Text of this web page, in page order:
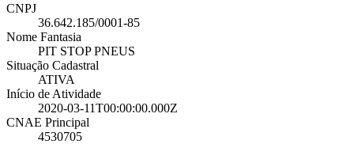
CNPJ
36.642.185/0001-85
Nome Fantasia
PIT STOP PNEUS
Situação Cadastral
ATIVA
Início de Atividade
2020-03-11T00:00:00.000Z
CNAE Principal
4530705